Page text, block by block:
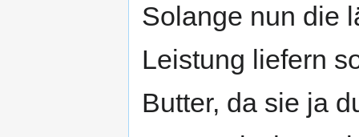
Solange nun die
Leistung liefern
Butter, da sie ja